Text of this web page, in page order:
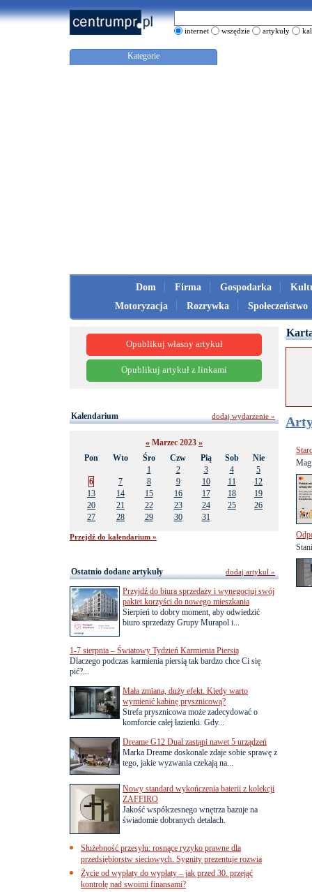
internet wszędzie artykuły
Kategorie
Dom Firma Gospodarka
Motoryzacja
Rozrywka Społeczeństwo
Opublikuj własny artykuł
Opublikuj artykuł z linkami
Kalendarium
« Marzec 2023 »
Pon
Wto Śro Czw Pią Sob
Nie
1
2 3 4
5
6
7 8 9 10 11
12
13
14 15 16 17 18
19
20
21 22 23 24 25
26
27
28 29 30 31
Przejdź do kalendarium »
dodaj wydarzenie »
Ostatnio dodane artykuły
Przyjdź do biura sprzedaży i wynegocjuj swój
pakiet korzyści do nowego mieszkania
Sierpień to dobry moment, aby odwiedzić
biuro sprzedaży Grupy Murapol i...
1-7 sierpnia – Światowy Tydzień Karmienia Piersią
Dlaczego podczas karmienia piersią tak bardzo chce Ci się
pić?...
Mała zmiana, duży efekt. Kiedy warto
wymienić kabinę prysznicową?
Strefa prysznicowa może zadecydować o
komforcie całej łazienki. Gdy...
Dreame G12 Dual zastąpi nawet 5 urządzeń
Marka Dreame doskonale zdaje sobie sprawę z
tego, jakie wyzwania czekają na...
Nowy standard wykończenia baterii z kolekcji
ZAFFIRO
Jakość współczesnego wnętrza bazuje na
świadomie dobranych detalach.
Służebność przesyłu: rosnące ryzyko prawne dla
przedsiębiorstw sieciowych. Sygnity prezentuje rozwią
Życie od wypłaty do wypłaty – jak przed 30. przejąć
kontrolę nad swoimi finansami?
dodaj artykuł »